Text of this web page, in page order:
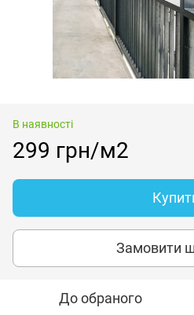
В наявності
299 грн/м2
Замовити
До обраного